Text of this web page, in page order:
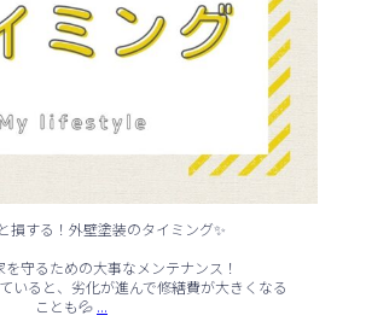
損する！外壁塗装のタイミング✨
守るための大事なメンテナンス！
いると、劣化が進んで修繕費が大きくなる
ことも💦 ...